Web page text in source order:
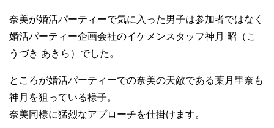
奈美が婚活パーティーで気に入った男子は参加者ではなく
婚活パーティー企画会社のイケメンスタッフ神月 昭（こ
うづき あきら）でした。
ところが婚活パーティーでの奈美の天敵である葉月里奈も
神月を狙っている様子。
奈美同様に猛烈なアプローチを仕掛けます。